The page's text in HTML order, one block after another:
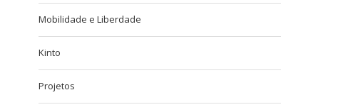
Mobilidade e Liberdade
Kinto
Projetos